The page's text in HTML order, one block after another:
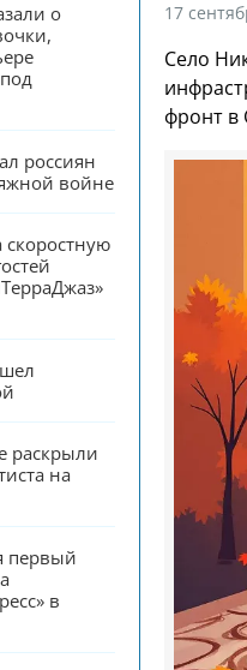
о
россиян
войне
раскрыли
на
первый
в
17
Село
фронт в